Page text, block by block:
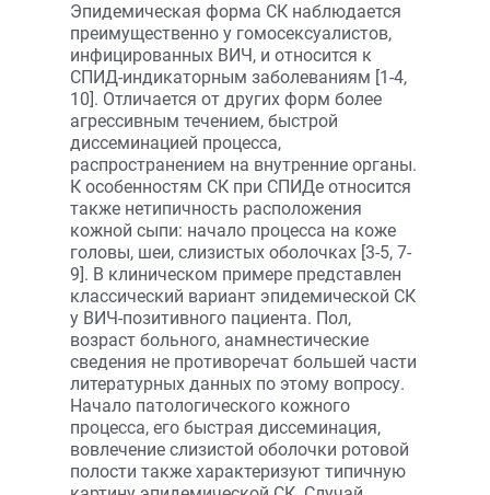
Эпидемическая форма СК наблюдается
преимущественно у гомосексуалистов,
инфицированных ВИЧ, и относится к
СПИД-индикаторным заболеваниям [1-4,
10]. Отличается от других форм более
агрессивным течением, быстрой
диссеминацией процесса,
распространением на внутренние органы.
К особенностям СК при СПИДе относится
также нетипичность расположения
кожной сыпи: начало процесса на коже
головы, шеи, слизистых оболочках [3-5, 7-
9]. В клиническом примере представлен
классический вариант эпидемической СК
у ВИЧ-позитивного пациента. Пол,
возраст больного, анамнестические
сведения не противоречат большей части
литературных данных по этому вопросу.
Начало патологического кожного
процесса, его быстрая диссеминация,
вовлечение слизистой оболочки ротовой
полости также характеризуют типичную